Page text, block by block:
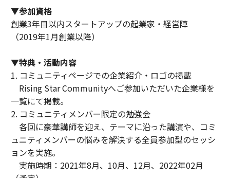
▼参加資格
創業3年目以内スタートアップの起業家・経営陣
（2019年1月創業以降）
▼特典・活動内容
1. コミュニティページでの企業紹介・ロゴの掲載
Rising Star Communityへご参加いただいた企業様を
一覧にて掲載。
2. コミュニティメンバー限定の勉強会
各回に豪華講師を迎え、テーマに沿った講演や、コミ
ュニティメンバーの悩みを解決する全員参加型のセッシ
ョンを実施。
実施時期：2021年8月、10月、12月、2022年02月